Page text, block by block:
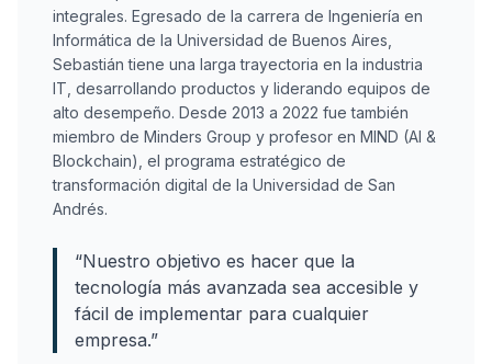
integrales. Egresado de la carrera de Ingeniería en
Informática de la Universidad de Buenos Aires,
Sebastián tiene una larga trayectoria en la industria
IT, desarrollando productos y liderando equipos de
alto desempeño. Desde 2013 a 2022 fue también
miembro de Minders Group y profesor en MIND (AI &
Blockchain), el programa estratégico de
transformación digital de la Universidad de San
Andrés.
“Nuestro objetivo es hacer que la
tecnología más avanzada sea accesible y
fácil de implementar para cualquier
empresa.”